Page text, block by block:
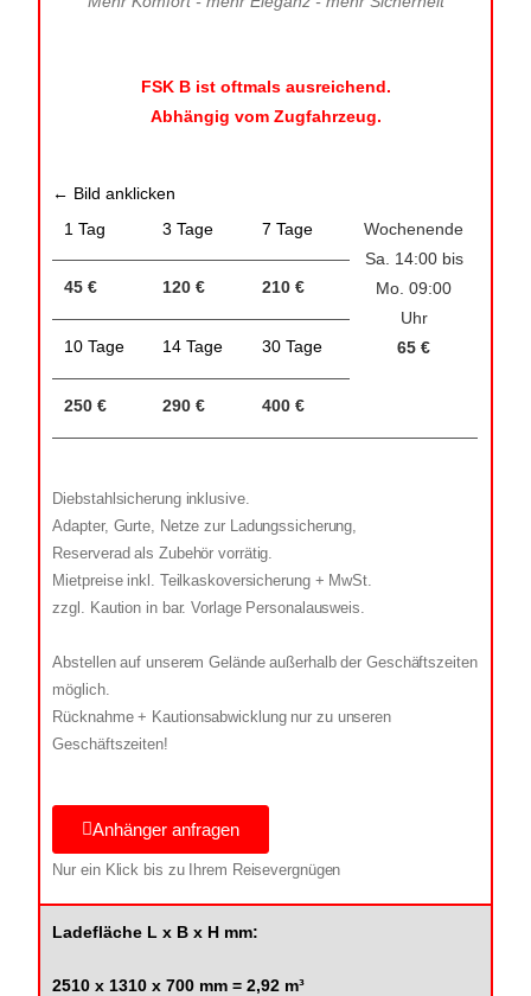
FSK B ist oftmals ausreichend.
Abhängig vom Zugfahrzeug.
← Bild anklicken
1 Tag
3 Tage 7 Tage
Wochenende
Sa. 14:00 bis
Mo. 09:00
Uhr
65 €
45 € 120 € 210 €
10 Tage 14 Tage 30 Tage
250 € 290 € 400 €
Diebstahlsicherung inklusive.
Adapter, Gurte, Netze zur Ladungssicherung,
Reserverad als Zubehör vorrätig.
Mietpreise inkl. Teilkaskoversicherung + MwSt.
zzgl. Kaution in bar. Vorlage Personalausweis.
Abstellen auf unserem Gelände außerhalb der Geschäftszeiten
möglich.
Rücknahme + Kautionsabwicklung nur zu unseren
Geschäftszeiten!
Anhänger anfragen
Nur ein Klick bis zu Ihrem Reisevergnügen
Ladefläche L x B x H mm:
2510 x 1310 x 700 mm = 2,92 m³